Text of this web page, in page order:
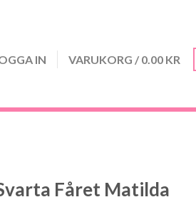
IN VARUKORG / 0.00 KR
Fåret Matilda